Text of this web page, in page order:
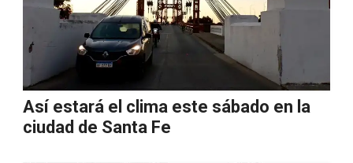
Así estará el clima este sábado en la
ciudad de Santa Fe